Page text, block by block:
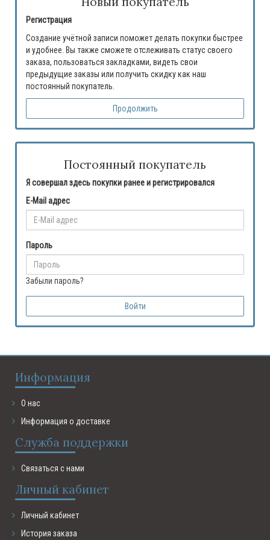
Регистрация
Создание учётной записи поможет делать покупки быстрее
и удобнее. Вы также сможете отслеживать статус своего
заказа, пользоваться закладками, видеть свои
предыдущие заказы или получить скидку как наш
постоянный покупатель.
Продолжить
Постоянный покупатель
Я совершал здесь покупки ранее и регистрировался
E-Mail адрес
Пароль
Забыли пароль?
Информация
О нас
Информация о доставке
Служба поддержки
Связаться с нами
Личный кабинет
Личный кабинет
История заказа